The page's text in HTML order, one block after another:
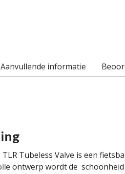
Aanvullende informatie
TLR Tubeless Valve is een
ontwerp wordt de